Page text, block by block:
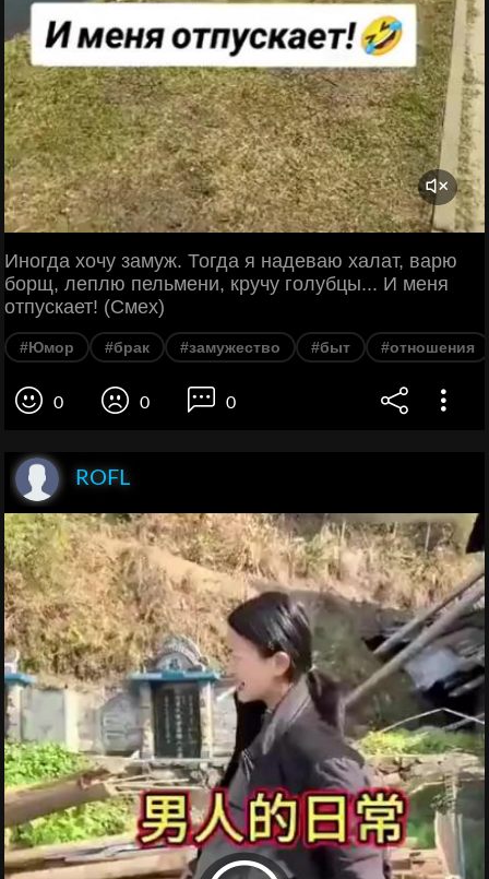
Иногда хочу замуж. Тогда я надеваю халат, варю
борщ, леплю пельмени, кручу голубцы... И меня
отпускает! (Смех)
#Юмор #брак #замужество #быт #отношения
0 0 0
ROFL